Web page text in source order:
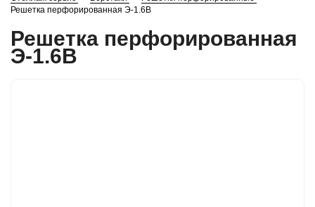
Решетка перфорированная Э-1.6В
Решетка перфорированная
Э-1.6В